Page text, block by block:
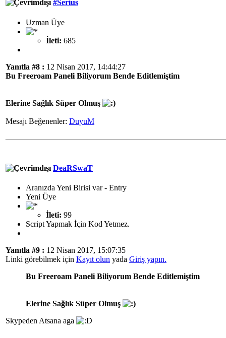
#Serius
Uzman Üye
İleti: 685
Yanıtla #8 : 12 Nisan 2017, 14:44:27
Bu Freeroam Paneli Biliyorum Bende Editlemiştim
Elerine Sağlık Süper Olmuş
Mesajı Beğenenler: DuyuM
DeaRSwaT
Aranızda Yeni Birisi var - Entry
Yeni Üye
İleti: 99
Script Yapmak İçin Kod Yetmez.
Yanıtla #9 : 12 Nisan 2017, 15:07:35
Linki görebilmek için Kayıt olun yada Giriş yapın.
Bu Freeroam Paneli Biliyorum Bende Editlemiştim
Elerine Sağlık Süper Olmuş
Skypeden Atsana aga